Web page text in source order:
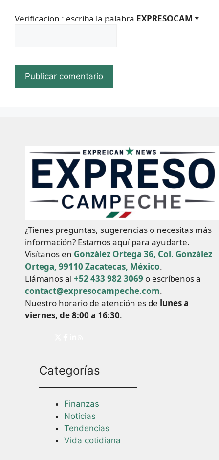
Verificacion : escriba la palabra EXPRESOCAM *
¿Tienes preguntas, sugerencias o necesitas más
información? Estamos aquí para ayudarte.
Visítanos en González Ortega 36, Col. González
Ortega, 99110 Zacatecas, México.
Llámanos al +52 433 982 3069 o escríbenos a
contact@expresocampeche.com.
Nuestro horario de atención es de lunes a
viernes, de 8:00 a 16:30.
Categorías
Finanzas
Noticias
Tendencias
Vida cotidiana